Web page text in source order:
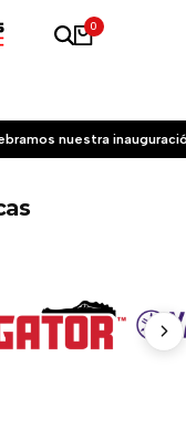
0
nuestra